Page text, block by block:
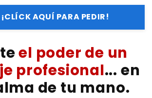
para
RelaxPulse8
-
corporal
¡CLÍCK AQUÍ PARA PEDIR!
el poder de un
profesional... en
de tu mano.